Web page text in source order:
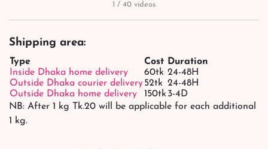
1 / 40 videos
Shipping area:
Type Cost Duration
Inside Dhaka home delivery
60tk 24-48H
Outside Dhaka courier delivery52tk 24-48H
Outside Dhaka home delivery
150tk3-4D
NB: After 1 kg Tk.20 will be applicable for each additional
1 kg.